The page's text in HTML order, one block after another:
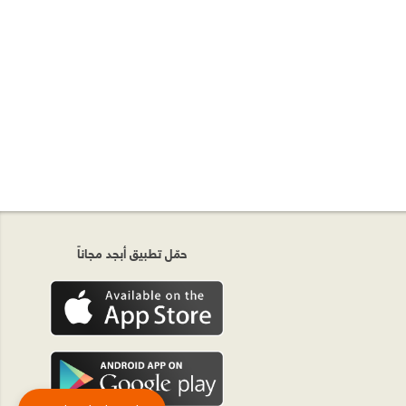
حمّل تطبيق أبجد مجاناً